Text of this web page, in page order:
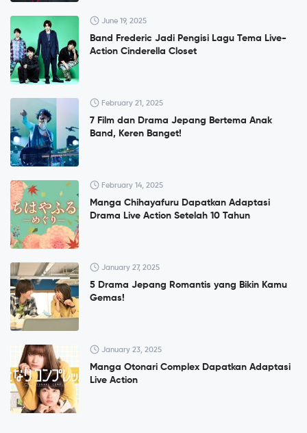
June 19, 2025
Band Frederic Jadi Pengisi Lagu Tema Live-
Action Cinderella Closet
February 21, 2025
7 Film dan Drama Jepang Bertema Anak
Band, Keren Banget!
February 14, 2025
Manga Chihayafuru Dapatkan Adaptasi
Drama Live Action Setelah 10 Tahun
January 27, 2025
5 Drama Jepang Romantis yang Bikin Kamu
Gemas!
January 23, 2025
Manga Otonari Complex Dapatkan Adaptasi
Live Action